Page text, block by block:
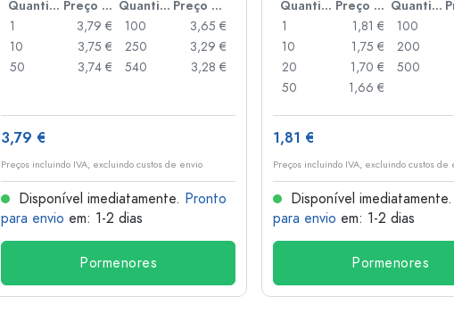
Quantidade Preço por peça Quantidade
Preço por peça
1
3,79 €
10
3,75 €
50
3,74 €
100
3,65 €
250
3,29 €
540
3,28 €
3,79 €
Preços incluindo IVA, excluindo custos de envio
Disponível imediatamente. Pronto
para envio em: 1-2 dias
Pormenores
Quantidade Preço por peça Quantidade
1
1,81 €
10
1,75 €
20
1,70 €
50
1,66 €
100
200
500
1,81 €
Preços incluindo IVA, excluindo custos de
Disponível imediatamente.
para envio em: 1-2 dias
Pormenores